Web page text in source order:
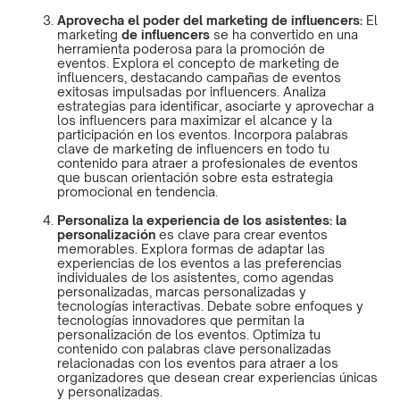
Aprovecha el poder del marketing de influencers: El
marketing de influencers se ha convertido en una
herramienta poderosa para la promoción de
eventos. Explora el concepto de marketing de
influencers, destacando campañas de eventos
exitosas impulsadas por influencers. Analiza
estrategias para identificar, asociarte y aprovechar a
los influencers para maximizar el alcance y la
participación en los eventos. Incorpora palabras
clave de marketing de influencers en todo tu
contenido para atraer a profesionales de eventos
que buscan orientación sobre esta estrategia
promocional en tendencia.
Personaliza la experiencia de los asistentes: la
personalización es clave para crear eventos
memorables. Explora formas de adaptar las
experiencias de los eventos a las preferencias
individuales de los asistentes, como agendas
personalizadas, marcas personalizadas y
tecnologías interactivas. Debate sobre enfoques y
tecnologías innovadores que permitan la
personalización de los eventos. Optimiza tu
contenido con palabras clave personalizadas
relacionadas con los eventos para atraer a los
organizadores que desean crear experiencias únicas
y personalizadas.